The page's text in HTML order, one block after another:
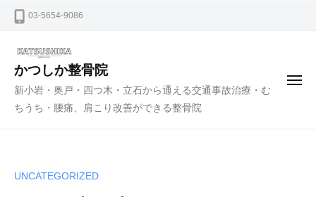
03-5654-9086
かつしか整骨院
新小岩・奥戸・四つ木・立石から通える交通事故治療・む
ちうち・腰痛、肩こり改善ができる整骨院
メ
UNCATEGORIZED